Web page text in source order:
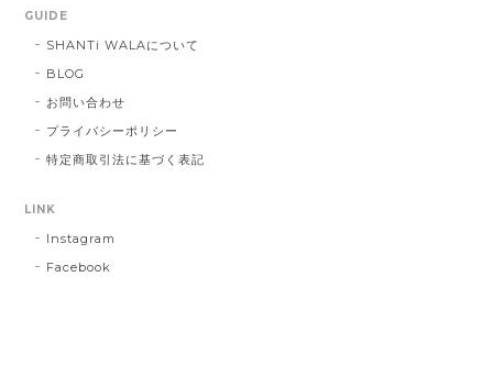
GUIDE
SHANTi WALAについて
BLOG
お問い合わせ
プライバシーポリシー
特定商取引法に基づく表記
LINK
Instagram
Facebook